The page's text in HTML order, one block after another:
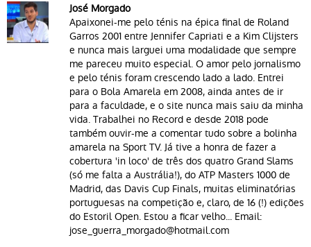
José Morgado
Apaixonei-me pelo ténis na épica final de Roland
Garros 2001 entre Jennifer Capriati e a Kim Clijsters
e nunca mais larguei uma modalidade que sempre
me pareceu muito especial. O amor pelo jornalismo
e pelo ténis foram crescendo lado a lado. Entrei
para o Bola Amarela em 2008, ainda antes de ir
para a faculdade, e o site nunca mais saiu da minha
vida. Trabalhei no Record e desde 2018 pode
também ouvir-me a comentar tudo sobre a bolinha
amarela na Sport TV. Já tive a honra de fazer a
cobertura 'in loco' de três dos quatro Grand Slams
(só me falta a Austrália!), do ATP Masters 1000 de
Madrid, das Davis Cup Finals, muitas eliminatórias
portuguesas na competição e, claro, de 16 (!) edições
do Estoril Open. Estou a ficar velho... Email:
jose_guerra_morgado@hotmail.com